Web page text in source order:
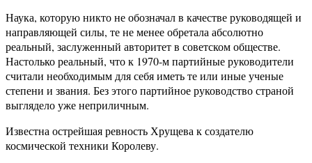
Наука, которую никто не обозначал в качестве руководящей и
направляющей силы, те не менее обретала абсолютно
реальный, заслуженный авторитет в советском обществе.
Настолько реальный, что к 1970-м партийные руководители
считали необходимым для себя иметь те или иные ученые
степени и звания. Без этого партийное руководство страной
выглядело уже неприличным.
Известна острейшая ревность Хрущева к создателю
космической техники Королеву.